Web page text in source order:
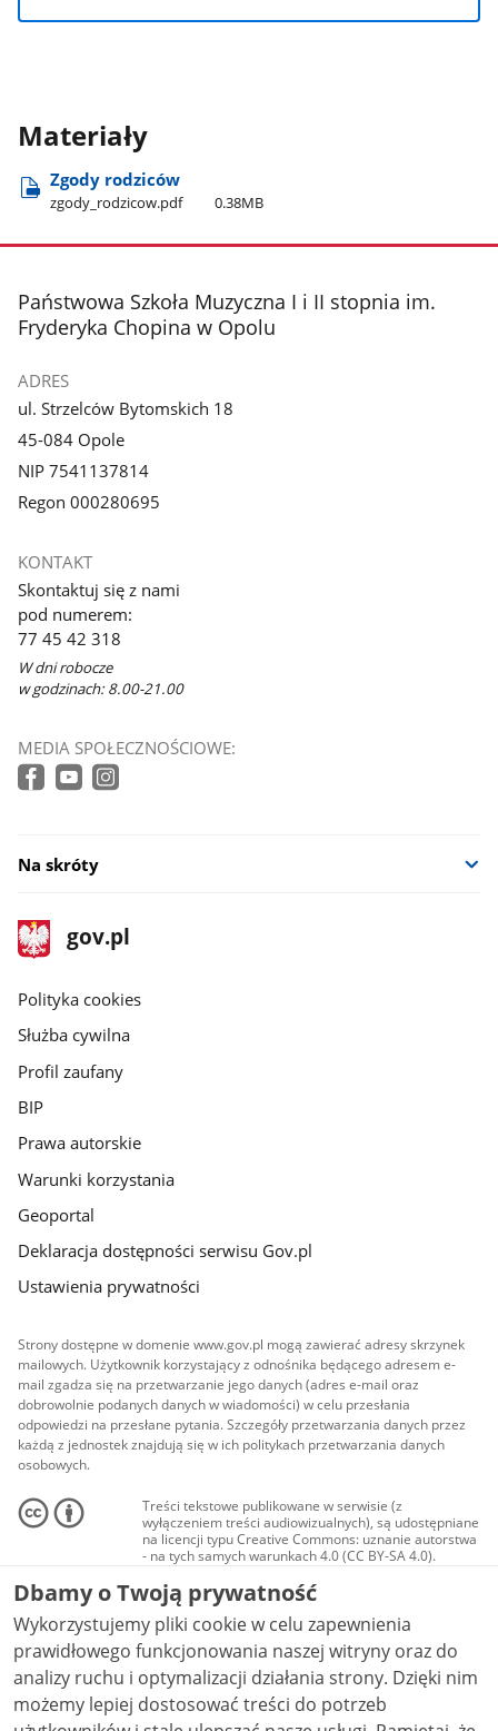
Materiały
Zgody rodziców
zgody​_rodzicow.pdf 0.38MB
stopka
Państwowa Szkoła Muzyczna I i II stopnia im.
Fryderyka Chopina w Opolu
ADRES
ul. Strzelców Bytomskich 18
45-084 Opole
NIP 7541137814
Regon 000280695
KONTAKT
Skontaktuj się z nami
pod numerem:
77 45 42 318
W dni robocze
w godzinach: 8.00-21.00
MEDIA SPOŁECZNOŚCIOWE:
Na skróty
stopka
gov.pl
Strona
gov.pl
gov.pl
Polityka cookies
Służba cywilna
Profil zaufany
BIP
Prawa autorskie
Warunki korzystania
Geoportal
Deklaracja dostępności serwisu Gov.pl
Ustawienia prywatności
Strony dostępne w domenie www.gov.pl mogą zawierać adresy skrzynek
mailowych. Użytkownik korzystający z odnośnika będącego adresem e-
mail zgadza się na przetwarzanie jego danych (adres e-mail oraz
dobrowolnie podanych danych w wiadomości) w celu przesłania
odpowiedzi na przesłane pytania. Szczegóły przetwarzania danych przez
każdą z jednostek znajdują się w ich politykach przetwarzania danych
osobowych.
Treści tekstowe publikowane w serwisie (z
wyłączeniem treści audiowizualnych), są udostępniane
na licencji typu Creative Commons: uznanie autorstwa
- na tych samych warunkach 4.0 (CC BY-SA 4.0).
Materiały audiowizualne, w tym zdjęcia, materiały
audio i wideo, są udostępniane na licencji typu
Creative Commons: uznanie autorstwa użycie
niekomercyjne - bez utworów zależnych 4.0 (CC BY-
NC-ND 4.0), o ile nie jest to stwierdzone inaczej.
Dbamy o Twoją prywatność
Wykorzystujemy pliki cookie w celu zapewnienia
prawidłowego funkcjonowania naszej witryny oraz do
analizy ruchu i optymalizacji działania strony. Dzięki nim
możemy lepiej dostosować treści do potrzeb